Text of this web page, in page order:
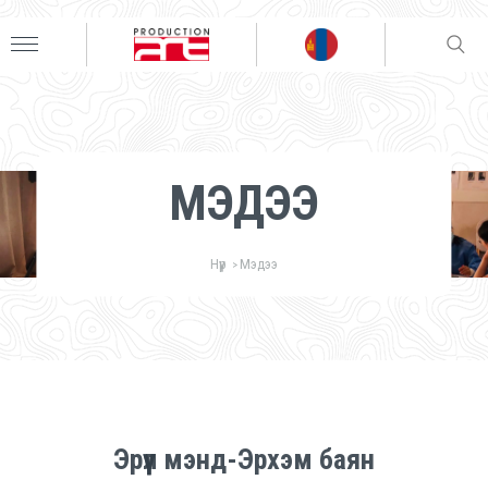
МЭДЭЭ
Нүүр > Мэдээ
Эрүүл мэнд-Эрхэм баян